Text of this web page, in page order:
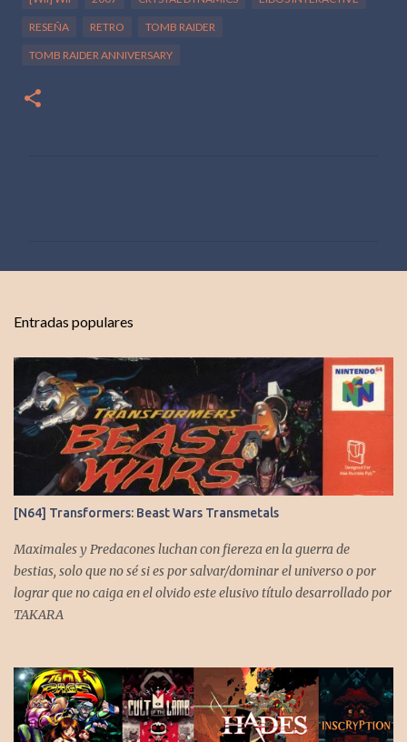
RESEÑA RETRO TOMB RAIDER
TOMB RAIDER ANNIVERSARY
r
i
o
s
Entradas populares
[N64] Transformers: Beast Wars Transmetals
Maximales y Predacones luchan con fiereza en la guerra de
bestias, solo que no sé si es por salvar/dominar el universo o por
lograr que no caiga en el olvido este elusivo título desarrollado por
TAKARA